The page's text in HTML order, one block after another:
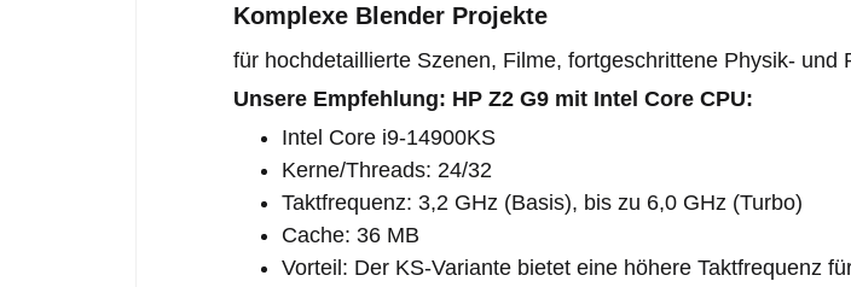
Komplexe Blender Projekte
für hochdetaillierte Szenen, Filme, fortgeschrittene Physik- und
Unsere Empfehlung: HP Z2 G9 mit Intel Core CPU:
Intel Core i9-14900KS
Kerne/Threads: 24/32
Taktfrequenz: 3,2 GHz (Basis), bis zu 6,0 GHz (Turbo)
Cache: 36 MB
Vorteil: Der KS-Variante bietet eine höhere Taktfrequenz